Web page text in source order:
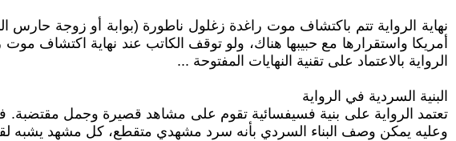
نهاية الرواية تتم باكتشاف موت راغدة زغلول ناطورة (بوابة أو زوجة حارس
أمريكا واستقرارها مع حبيبها هناك، ولو توقف الكاتب عند نهاية اكتشاف
الرواية بالاعتماد على تقنية النهايات المفتوحة ...
البنية السردية في الرواية
تعتمد الرواية على بنية فسيفسائية تقوم على مشاهد قصيرة وجمل مقتضبة.
وعليه يمكن وصف البناء السردي بأنه سرد مشهدي متقطع، كل مشهد يشبه